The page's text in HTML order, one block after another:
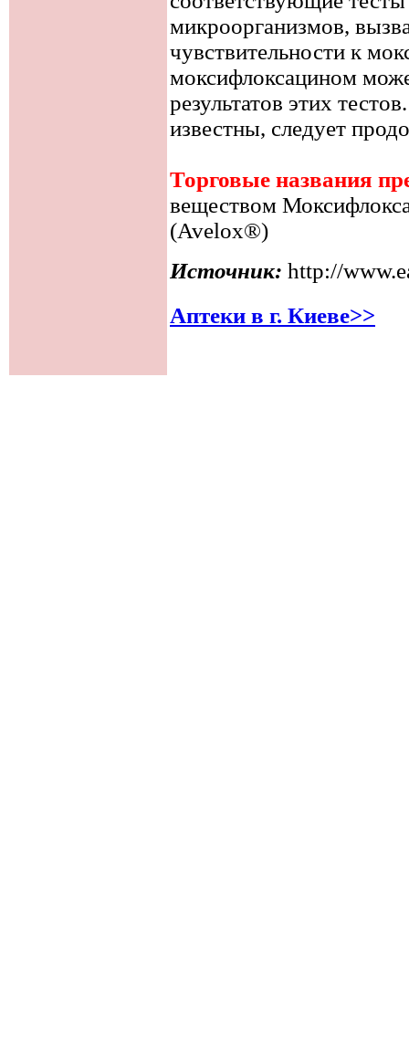
микроорганизмов,
чувствительности к
моксифлоксацином
результатов этих
известны, следует
Торговые названия
веществом
(Avelox®)
Источник: http://
Аптеки в г. Киеве>>